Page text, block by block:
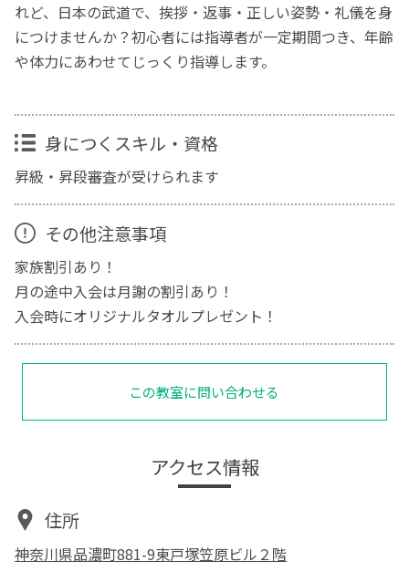
れど、日本の武道で、挨拶・返事・正しい姿勢・礼儀を身
につけませんか？初心者には指導者が一定期間つき、年齢
や体力にあわせてじっくり指導します。
身につくスキル・資格
昇級・昇段審査が受けられます
その他注意事項
家族割引あり！
月の途中入会は月謝の割引あり！
入会時にオリジナルタオルプレゼント！
この教室に問い合わせる
アクセス情報
住所
神奈川県品濃町881-9東戸塚笠原ビル２階